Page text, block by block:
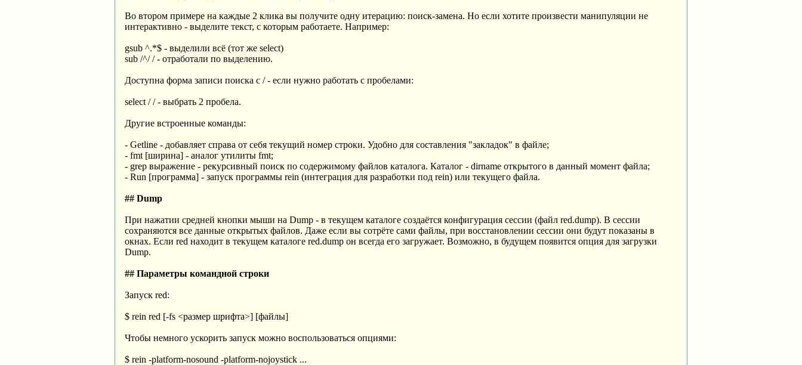
Во втором примере на каждые 2 клика вы получите одну итерацию: поиск-замена. Но если хотите произвести манипуляции не
интерактивно - выделите текст, с которым работаете. Например:
gsub ^.*$ - выделили всё (тот же select)
sub /^/ / - отработали по выделению.
Доступна форма записи поиска с / - если нужно работать с пробелами:
select / / - выбрать 2 пробела.
Другие встроенные команды:
- Getline - добавляет справа от себя текущий номер строки. Удобно для составления "закладок" в файле;
- fmt [ширина] - аналог утилиты fmt;
- grep выражение - рекурсивный поиск по содержимому файлов каталога. Каталог - dirname открытого в данный момент файла;
- Run [программа] - запуск программы rein (интеграция для разработки под rein) или текущего файла.
## Dump
При нажатии средней кнопки мыши на Dump - в текущем каталоге создаётся конфигурация сессии (файл red.dump). В сессии
сохраняются все данные открытых файлов. Даже если вы сотрёте сами файлы, при восстановлении сессии они будут показаны в
окнах. Если red находит в текущем каталоге red.dump он всегда его загружает. Возможно, в будущем появится опция для загрузки
Dump.
## Параметры командной строки
Запуск red:
$ rein red [-fs <размер шрифта>] [файлы]
Чтобы немного ускорить запуск можно воспользоваться опциями:
$ rein -platform-nosound -platform-nojoystick ...